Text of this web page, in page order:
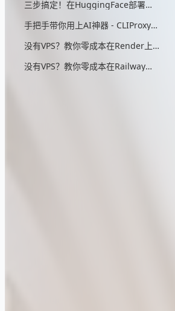
三步搞定！在HuggingFace部署无头浏览器，零成本实现AIStudio反代
手把手带你用上AI神器 - CLIProxyAPI（零：配置详细解说）
没有VPS？教你零成本在Render上部署CLIProxyAPI
没有VPS？教你零成本在Railway上部署CLIProxyAPI